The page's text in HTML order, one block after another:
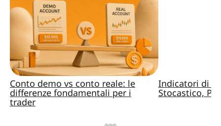
Conto demo vs conto reale: le
differenze fondamentali per i
trader
Indicatori di
Stocastico,